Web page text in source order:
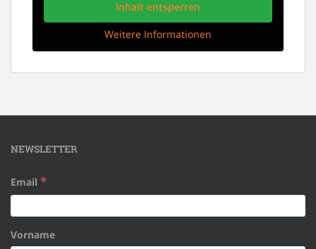
Inhalt entsperren
Weitere Informationen
NEWSLETTER
Email *
Vorname